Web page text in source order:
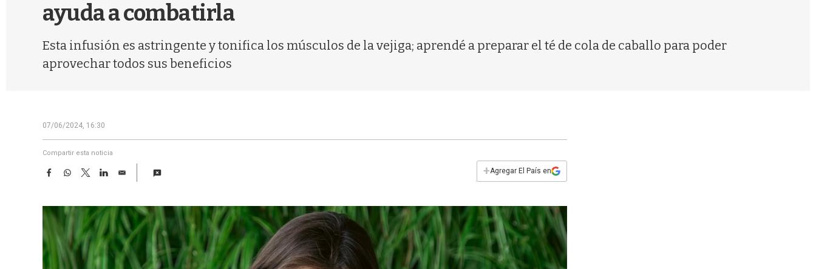
ayuda a combatirla
Esta infusión es astringente y tonifica los músculos de la vejiga; aprendé a preparar el té de cola de caballo para poder
aprovechar todos sus beneficios
07/06/2024, 16:30
Compartir esta noticia
F
e
b
W
t
s
p
p
T
w
t
t
e
r
L
k
e
d
I
E
i
l
+Agregar El País en